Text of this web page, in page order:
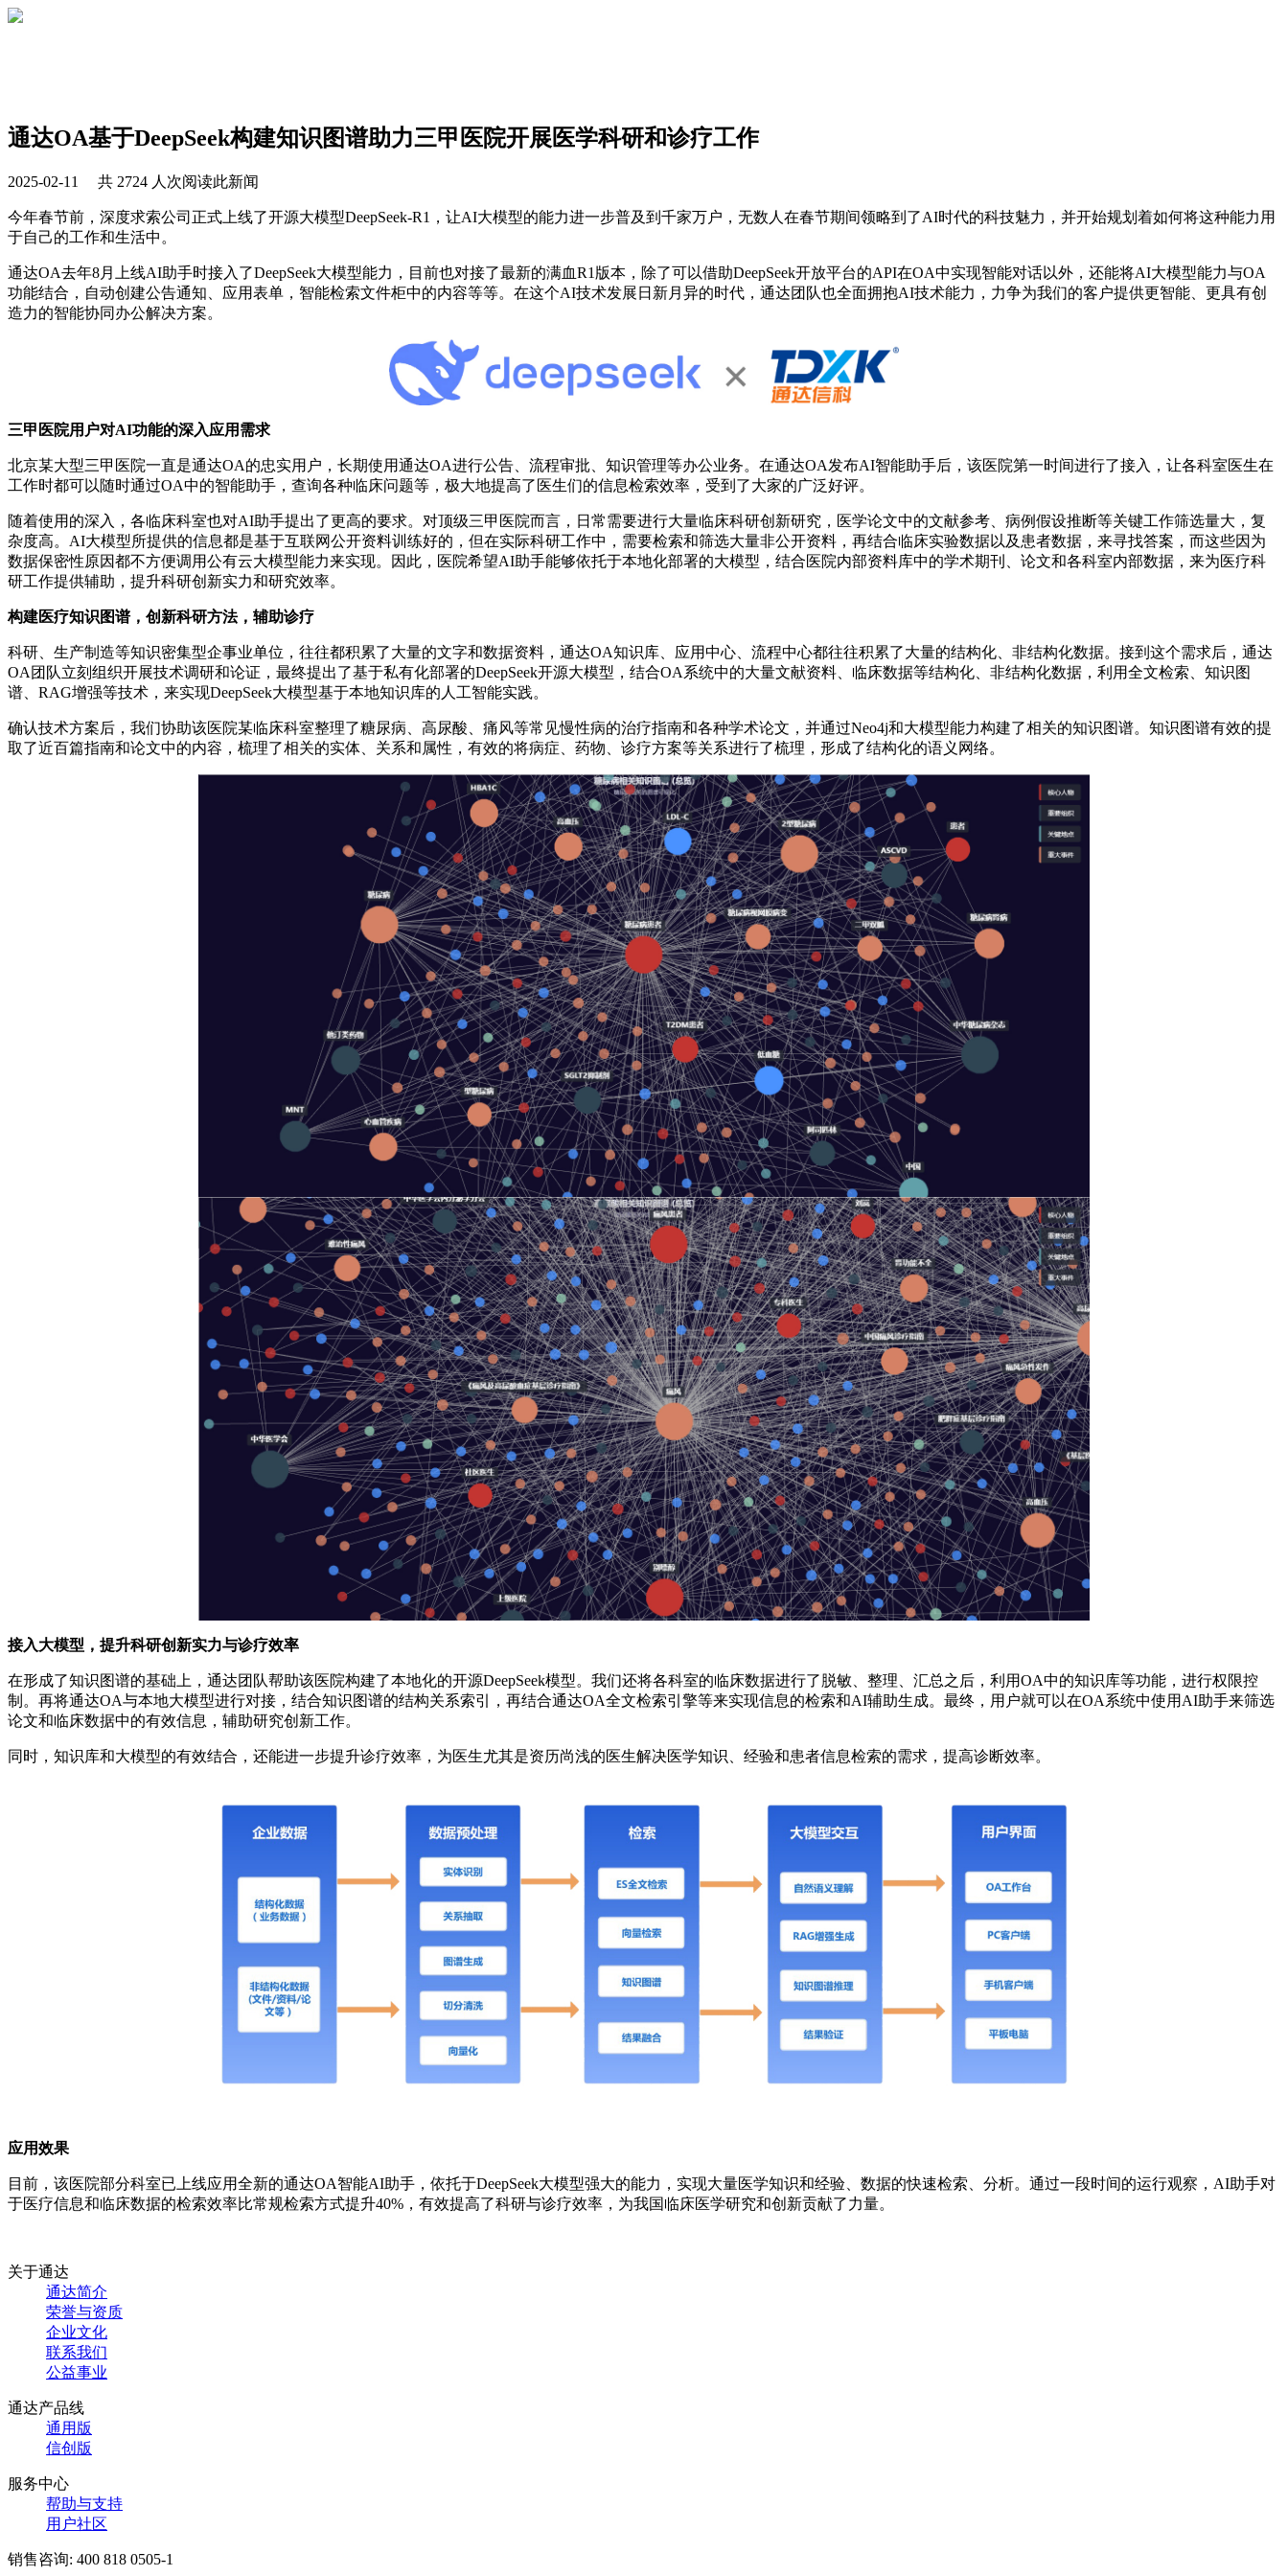
通达OA基于DeepSeek构建知识图谱助力三甲医院开展医学科研和诊疗工作
2025-02-11 共 2724 人次阅读此新闻
今年春节前，深度求索公司正式上线了开源大模型DeepSeek-R1，让AI大模型的能力进一步普及到千家万户，无数人在春节期间领略到了AI时代的科技魅力，并开始规划着如何将这种能力用
于自己的工作和生活中。
通达OA去年8月上线AI助手时接入了DeepSeek大模型能力，目前也对接了最新的满血R1版本，除了可以借助DeepSeek开放平台的API在OA中实现智能对话以外，还能将AI大模型能力与OA
功能结合，自动创建公告通知、应用表单，智能检索文件柜中的内容等等。在这个AI技术发展日新月异的时代，通达团队也全面拥抱AI技术能力，力争为我们的客户提供更智能、更具有创
造力的智能协同办公解决方案。
三甲医院用户对AI功能的深入应用需求
北京某大型三甲医院一直是通达OA的忠实用户，长期使用通达OA进行公告、流程审批、知识管理等办公业务。在通达OA发布AI智能助手后，该医院第一时间进行了接入，让各科室医生在
工作时都可以随时通过OA中的智能助手，查询各种临床问题等，极大地提高了医生们的信息检索效率，受到了大家的广泛好评。
随着使用的深入，各临床科室也对AI助手提出了更高的要求。对顶级三甲医院而言，日常需要进行大量临床科研创新研究，医学论文中的文献参考、病例假设推断等关键工作筛选量大，复
杂度高。AI大模型所提供的信息都是基于互联网公开资料训练好的，但在实际科研工作中，需要检索和筛选大量非公开资料，再结合临床实验数据以及患者数据，来寻找答案，而这些因为
数据保密性原因都不方便调用公有云大模型能力来实现。因此，医院希望AI助手能够依托于本地化部署的大模型，结合医院内部资料库中的学术期刊、论文和各科室内部数据，来为医疗科
研工作提供辅助，提升科研创新实力和研究效率。
构建医疗知识图谱，创新科研方法，辅助诊疗
科研、生产制造等知识密集型企事业单位，往往都积累了大量的文字和数据资料，通达OA知识库、应用中心、流程中心都往往积累了大量的结构化、非结构化数据。接到这个需求后，通达
OA团队立刻组织开展技术调研和论证，最终提出了基于私有化部署的DeepSeek开源大模型，结合OA系统中的大量文献资料、临床数据等结构化、非结构化数据，利用全文检索、知识图
谱、RAG增强等技术，来实现DeepSeek大模型基于本地知识库的人工智能实践。
确认技术方案后，我们协助该医院某临床科室整理了糖尿病、高尿酸、痛风等常见慢性病的治疗指南和各种学术论文，并通过Neo4j和大模型能力构建了相关的知识图谱。知识图谱有效的提
取了近百篇指南和论文中的内容，梳理了相关的实体、关系和属性，有效的将病症、药物、诊疗方案等关系进行了梳理，形成了结构化的语义网络。
接入大模型，提升科研创新实力与诊疗效率
在形成了知识图谱的基础上，通达团队帮助该医院构建了本地化的开源DeepSeek模型。我们还将各科室的临床数据进行了脱敏、整理、汇总之后，利用OA中的知识库等功能，进行权限控
制。再将通达OA与本地大模型进行对接，结合知识图谱的结构关系索引，再结合通达OA全文检索引擎等来实现信息的检索和AI辅助生成。最终，用户就可以在OA系统中使用AI助手来筛选
论文和临床数据中的有效信息，辅助研究创新工作。
同时，知识库和大模型的有效结合，还能进一步提升诊疗效率，为医生尤其是资历尚浅的医生解决医学知识、经验和患者信息检索的需求，提高诊断效率。
应用效果
目前，该医院部分科室已上线应用全新的通达OA智能AI助手，依托于DeepSeek大模型强大的能力，实现大量医学知识和经验、数据的快速检索、分析。通过一段时间的运行观察，AI助手对
于医疗信息和临床数据的检索效率比常规检索方式提升40%，有效提高了科研与诊疗效率，为我国临床医学研究和创新贡献了力量。
关于通达
通达简介
荣誉与资质
企业文化
联系我们
公益事业
通达产品线
通用版
信创版
服务中心
帮助与支持
用户社区
销售咨询: 400 818 0505-1